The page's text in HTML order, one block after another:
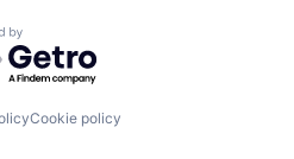
by Getro.com
Cookie policy